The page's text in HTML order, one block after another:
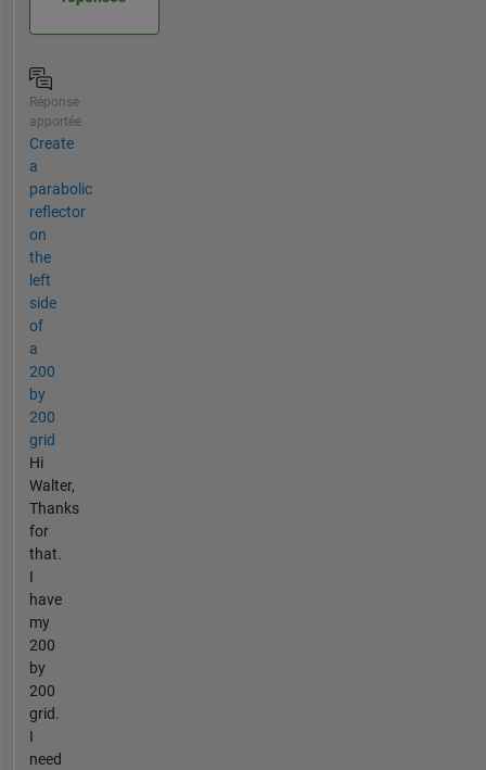
Réponse
apportée
Create
a
parabolic
reflector
on
the
left
side
of
a
200
by
200
grid
Hi
Walter,
Thanks
for
that.
I
have
my
200
by
200
grid.
I
need